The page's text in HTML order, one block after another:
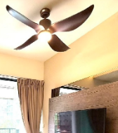
PN-Valuation